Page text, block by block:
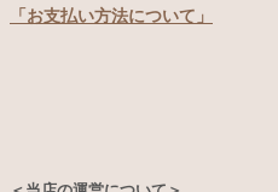
「お支払い方法について」